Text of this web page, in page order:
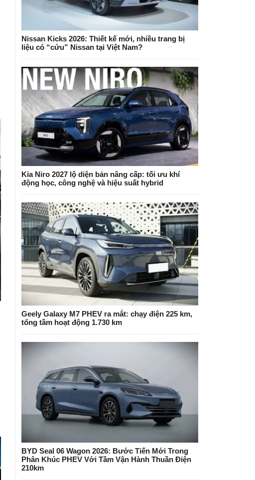
Nissan Kicks 2026: Thiết kế mới, nhiều trang bị
liệu có “cứu” Nissan tại Việt Nam?
Kia Niro 2027 lộ diện bản nâng cấp: tối ưu khí
động học, công nghệ và hiệu suất hybrid
Geely Galaxy M7 PHEV ra mắt: chạy điện 225 km,
tổng tầm hoạt động 1.730 km
BYD Seal 06 Wagon 2026: Bước Tiến Mới Trong
Phân Khúc PHEV Với Tầm Vận Hành Thuần Điện
210km